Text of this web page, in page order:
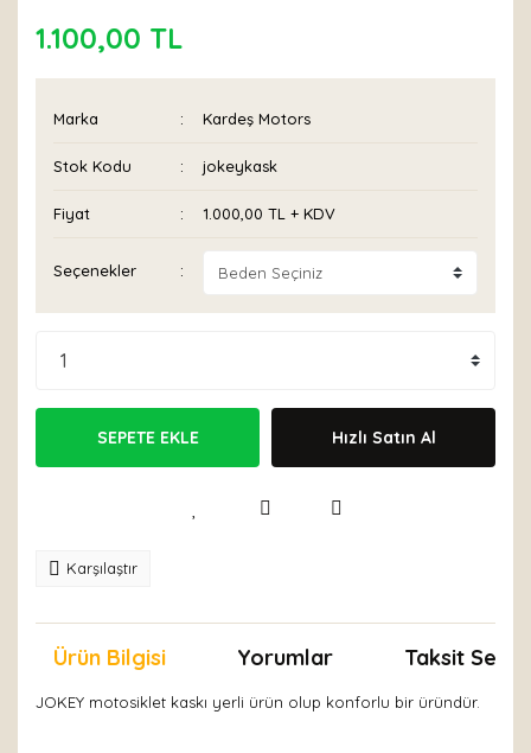
1.100,00 TL
Marka Kardeş Motors
Stok Kodu jokeykask
Fiyat 1.000,00 TL + KDV
Seçenekler
SEPETE EKLE Hızlı Satın Al
Karşılaştır
Ürün Bilgisi Yorumlar Taksit
JOKEY motosiklet kaskı yerli ürün olup konforlu bir üründür.